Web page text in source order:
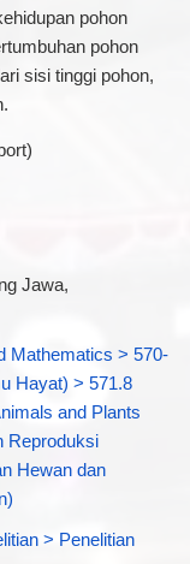
pohon
pohon
sisi tinggi pohon,
Jawa,
Mathematics > 570-
Hayat) > 571.8
and Plants
Reproduksi
Hewan dan
> Penelitian